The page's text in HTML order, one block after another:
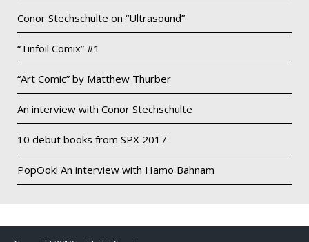
Conor Stechschulte on “Ultrasound”
“Tinfoil Comix” #1
“Art Comic” by Matthew Thurber
An interview with Conor Stechschulte
10 debut books from SPX 2017
PopOok! An interview with Hamo Bahnam